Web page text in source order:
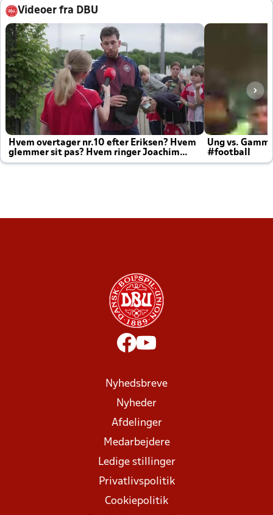
Videoer fra DBU
Hvem overtager nr.10 efter Eriksen? Hvem
glemmer sit pas? Hvem ringer Joachim
altid til efter kampe?
Ung vs.
#football
Nyhedsbreve
Nyheder
Afdelinger
Medarbejdere
Ledige stillinger
Privatlivspolitik
Cookiepolitik